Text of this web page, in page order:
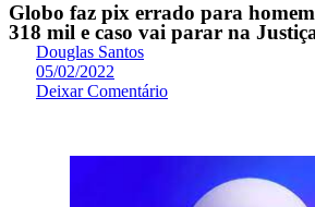
Globo faz pix errado para
318 mil e caso vai parar na
Douglas Santos
05/02/2022
Deixar Comentário